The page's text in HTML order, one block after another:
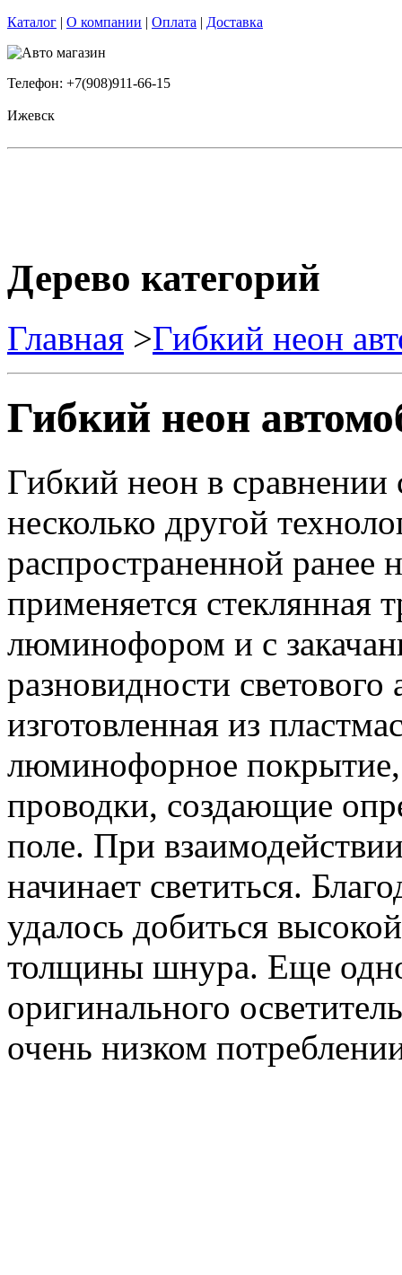
Каталог | О компании | Оплата | Доставка
Телефон: +7(908)911-66-15
Ижевск
Дерево категорий
Главная >Гибкий неон
Гибкий неон
Гибкий неон в
несколько другой
распространенной ранее
применяется стеклянная
люминофором и с
разновидности светового
изготовленная из
люминофорное
проводки, создающие
поле. При
начинает светиться.
удалось добиться
толщины шнура. Еще одно
оригинального
очень низком